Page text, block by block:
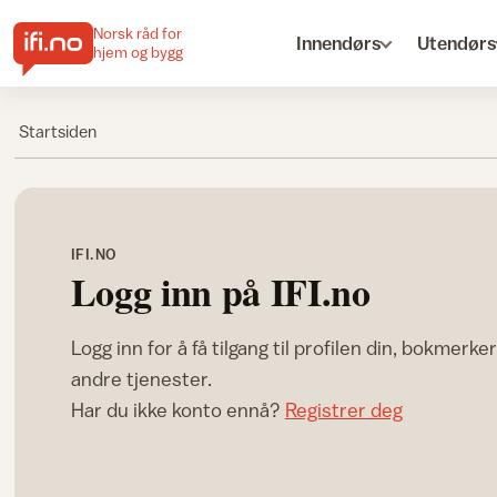
Norsk råd for
hjem og bygg
Innendørs Utendørs
Startsiden
IFI.NO
Logg inn på IFI.no
Logg inn for å få tilgang til profilen din,
andre tjenester.
Har du ikke konto ennå? Registrer deg